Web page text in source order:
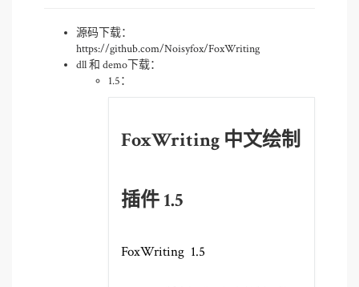
源码下载：
https://github.com/Noisyfox/FoxWriting
dll 和 demo下载：
1.5：
FoxWriting 中文绘制
插件 1.5
FoxWriting 1.5